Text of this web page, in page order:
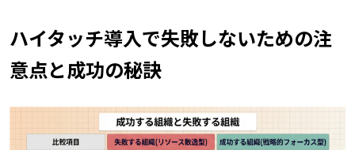
ハイタッチ導入で失敗しないための注
意点と成功の秘訣